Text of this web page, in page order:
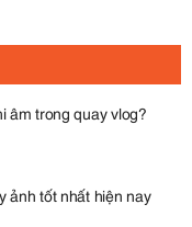
âm trong quay vlog?
ảnh tốt nhất hiện nay